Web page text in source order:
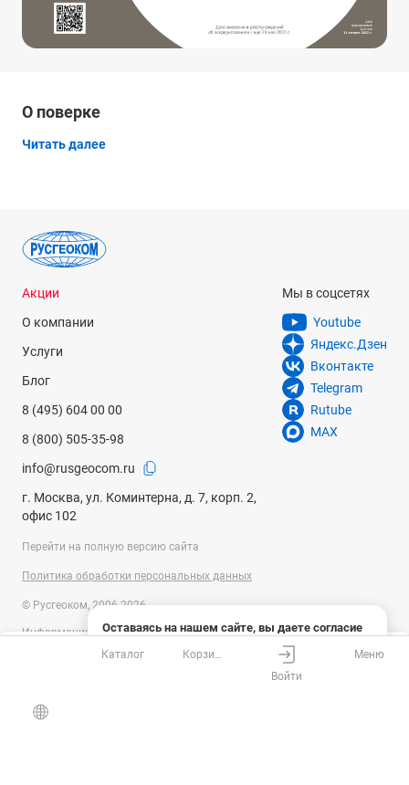
О поверке
Читать далее
Оставаясь на нашем сайте, вы даете согласие
на использование файлов cookies и сбор данных
системами веб-аналитики
Акции
О компании
Услуги
Блог
8 (495) 604 00 00
8 (800) 505-35-98
info@rusgeocom.ru
г. Москва, ул. Коминтерна, д. 7, корп. 2,
офис 102
Мы в соцсетях
Youtube
Яндекс.Дзен
Вконтакте
Telegram
Rutube
MAX
Перейти на полную версию сайта
Политика обработки персональных данных
© Русгеоком, 2006-2026
Информация на сайте носит справочный характер и не является
публичной офертой, определяемой положениями Статьи 437
Гражданского кодекса Российской Федерации. Технические
изменены производителем без предварительного уведомления.
Уточняйте информацию у наших менеджеров.
Каталог
Корзина
Войти
Меню